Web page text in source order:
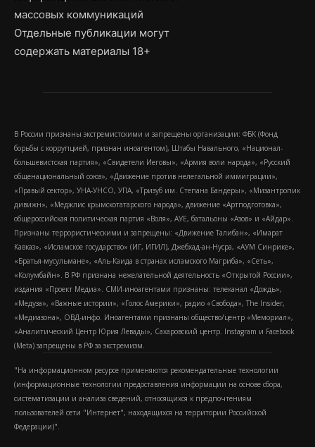
массовых коммуникаций
Отдельные публикации могут
содержать материалы 18+
В России признаны экстремистскими и запрещены организации: ФБК (Фонд
борьбы с коррупцией, признан иноагентом), Штабы Навального, «Национал-
большевистская партия», «Свидетели Иеговы», «Армия воли народа», «Русский
общенациональный союз», «Движение против нелегальной иммиграции»,
«Правый сектор», УНА-УНСО, УПА, «Тризуб им. Степана Бандеры», «Мизантропик
дивижн», «Меджлис крымскотатарского народа», движение «Артподготовка»,
общероссийская политическая партия «Воля», АУЕ, батальоны «Азов» и «Айдар».
Признаны террористическими и запрещены: «Движение Талибан», «Имарат
Кавказ», «Исламское государство» (ИГ, ИГИЛ), Джебхад-ан-Нусра, «АУМ Синрике»,
«Братья-мусульмане», «Аль-Каида в странах исламского Магриба», «Сеть»,
«Колумбайн». В РФ признана нежелательной деятельность «Открытой России»,
издания «Проект Медиа». СМИ-иноагентами признаны: телеканал «Дождь»,
«Медуза», «Важные истории», «Голос Америки», радио «Свобода», The Insider,
«Медиазона», ОВД-инфо. Иноагентами признаны общество/центр «Мемориал»,
«Аналитический Центр Юрия Левады», Сахаровский центр. Instagram и Facebook
(Metа) запрещены в РФ за экстремизм.
"На информационном ресурсе применяются рекомендательные технологии
(информационные технологии предоставления информации на основе сбора,
систематизации и анализа сведений, относящихся к предпочтениям
пользователей сети "Интернет", находящихся на территории Российской
Федерации)".